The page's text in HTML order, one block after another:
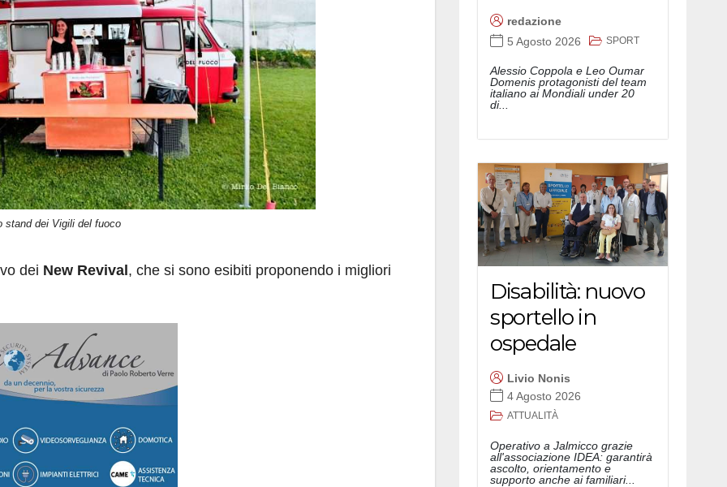
stand dei Vigili del fuoco
dei New Revival , che si sono esibiti proponendo i migliori
redazione
5 Agosto 2026
SPORT
Alessio Coppola e Leo Oumar
Domenis protagonisti del team
italiano ai Mondiali under 20
di...
Disabilità: nuovo
sportello in
ospedale
Livio Nonis
4 Agosto 2026
ATTUALITÀ
Operativo a Jalmicco grazie
all'associazione IDEA: garantirà
ascolto, orientamento e
supporto anche ai familiari...